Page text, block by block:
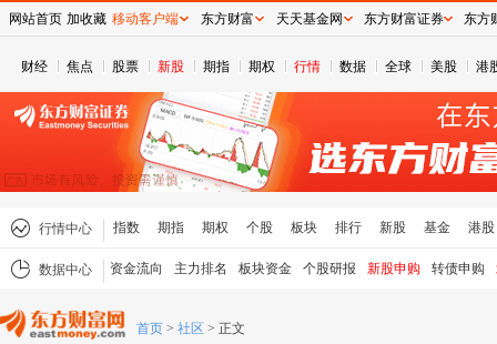
财经 焦点 股票 新股 期指 期权 行情 数据 全球 美股 港
行情中心 指数 期指 期权 个股 板块 排行 新股 基金 港股
数据中心 资金流向 主力排名 板块资金 个股研报 新股申购 转债申购
首页 > 社区 > 正文
网站首页 加收藏 移动客户端 东方财富 天天基金网 东方财富证券 东方